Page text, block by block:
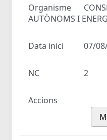
Organisme
AUTÒNOMS I
Data inici 07/
NC 2
Accions